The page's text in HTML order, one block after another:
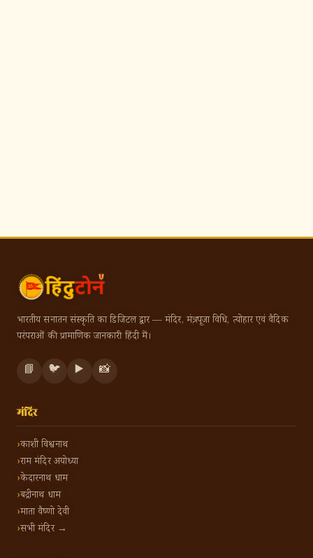
भारतीय सनातन संस्कृति का डिजिटल द्वार — मंदिर, मंत्र, पूजा विधि, त्योहार एवं वैदिक
परंपराओं की प्रामाणिक जानकारी हिंदी में।
📘 🐦 ▶️ 📸
मंदिर
काशी विश्वनाथ
राम मंदिर अयोध्या
केदारनाथ धाम
बद्रीनाथ धाम
माता वैष्णो देवी
सभी मंदिर →